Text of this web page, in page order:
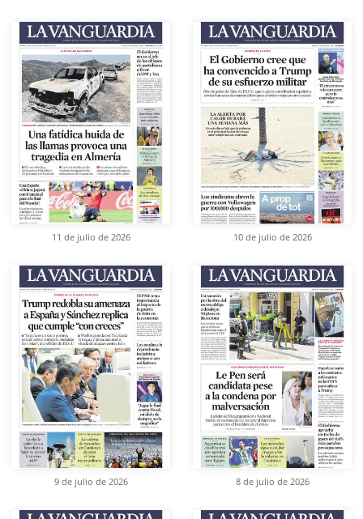
11 de julio de 2026 10 de julio de 2026
9 de julio de 2026 8 de julio de 2026